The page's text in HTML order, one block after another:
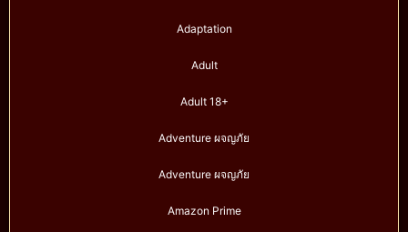
Adaptation
Adult
Adult 18+
Adventure ผจญภัย
Adventure ผจญภัย
Amazon Prime